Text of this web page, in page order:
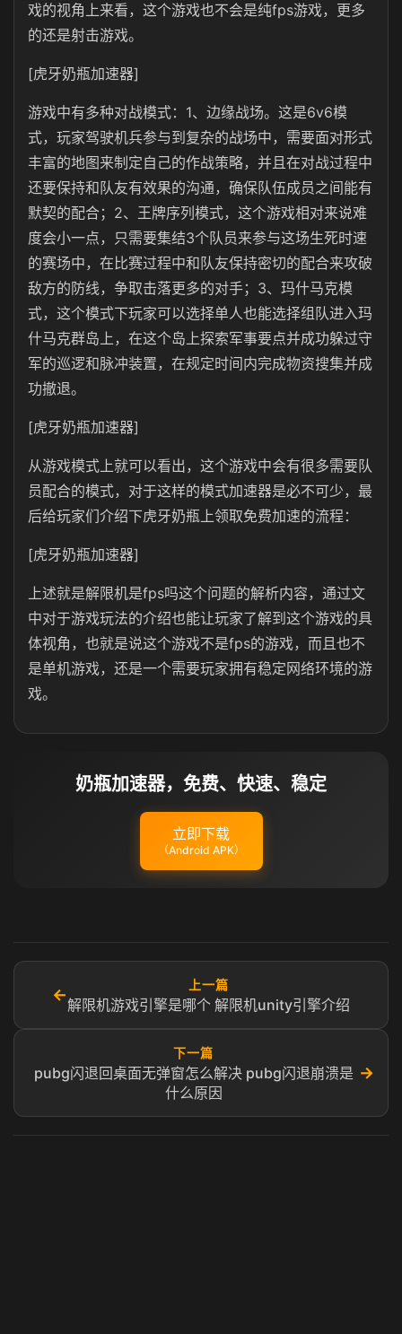
戏的视角上来看，这个游戏也不会是纯fps游戏，更多
的还是射击游戏。
[虎牙奶瓶加速器]
游戏中有多种对战模式：1、边缘战场。这是6v6模
式，玩家驾驶机兵参与到复杂的战场中，需要面对形式
丰富的地图来制定自己的作战策略，并且在对战过程中
还要保持和队友有效果的沟通，确保队伍成员之间能有
默契的配合；2、王牌序列模式，这个游戏相对来说难
度会小一点，只需要集结3个队员来参与这场生死时速
的赛场中，在比赛过程中和队友保持密切的配合来攻破
敌方的防线，争取击落更多的对手；3、玛什马克模
式，这个模式下玩家可以选择单人也能选择组队进入玛
什马克群岛上，在这个岛上探索军事要点并成功躲过守
军的巡逻和脉冲装置，在规定时间内完成物资搜集并成
功撤退。
[虎牙奶瓶加速器]
从游戏模式上就可以看出，这个游戏中会有很多需要队
员配合的模式，对于这样的模式加速器是必不可少，最
后给玩家们介绍下虎牙奶瓶上领取免费加速的流程：
[虎牙奶瓶加速器]
上述就是解限机是fps吗这个问题的解析内容，通过文
中对于游戏玩法的介绍也能让玩家了解到这个游戏的具
体视角，也就是说这个游戏不是fps的游戏，而且也不
是单机游戏，还是一个需要玩家拥有稳定网络环境的游
戏。
奶瓶加速器，免费、快速、稳定
立即下载
（Android APK）
←
上一篇
解限机游戏引擎是哪个 解限机unity引擎介绍
下一篇
pubg闪退回桌面无弹窗怎么解决 pubg闪退崩溃是
什么原因
→